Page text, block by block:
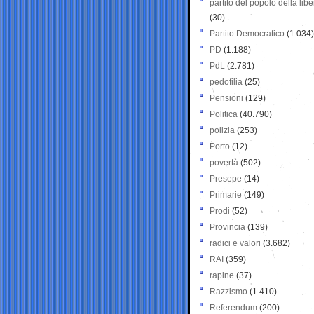
partito del popolo della
(30)
Partito Democratico (1.034)
PD (1.188)
PdL (2.781)
pedofilia (25)
Pensioni (129)
Politica (40.790)
polizia (253)
Porto (12)
povertà (502)
Presepe (14)
Primarie (149)
Prodi (52)
Provincia (139)
radici e valori (3.682)
RAI (359)
rapine (37)
Razzismo (1.410)
Referendum (200)